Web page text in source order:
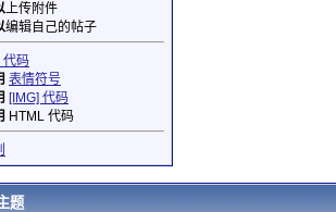
上传附件
编辑自己的帖子
代码
表情符号
[IMG] 代码
HTML 代码
题